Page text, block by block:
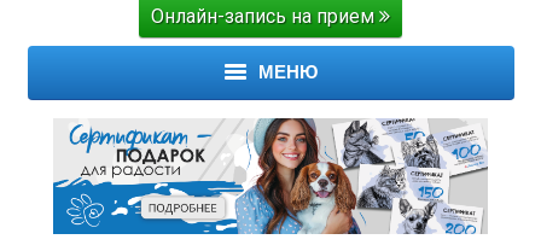
Онлайн-запись на прием
МЕНЮ
ГЛАВНАЯ
УСЛУГИ